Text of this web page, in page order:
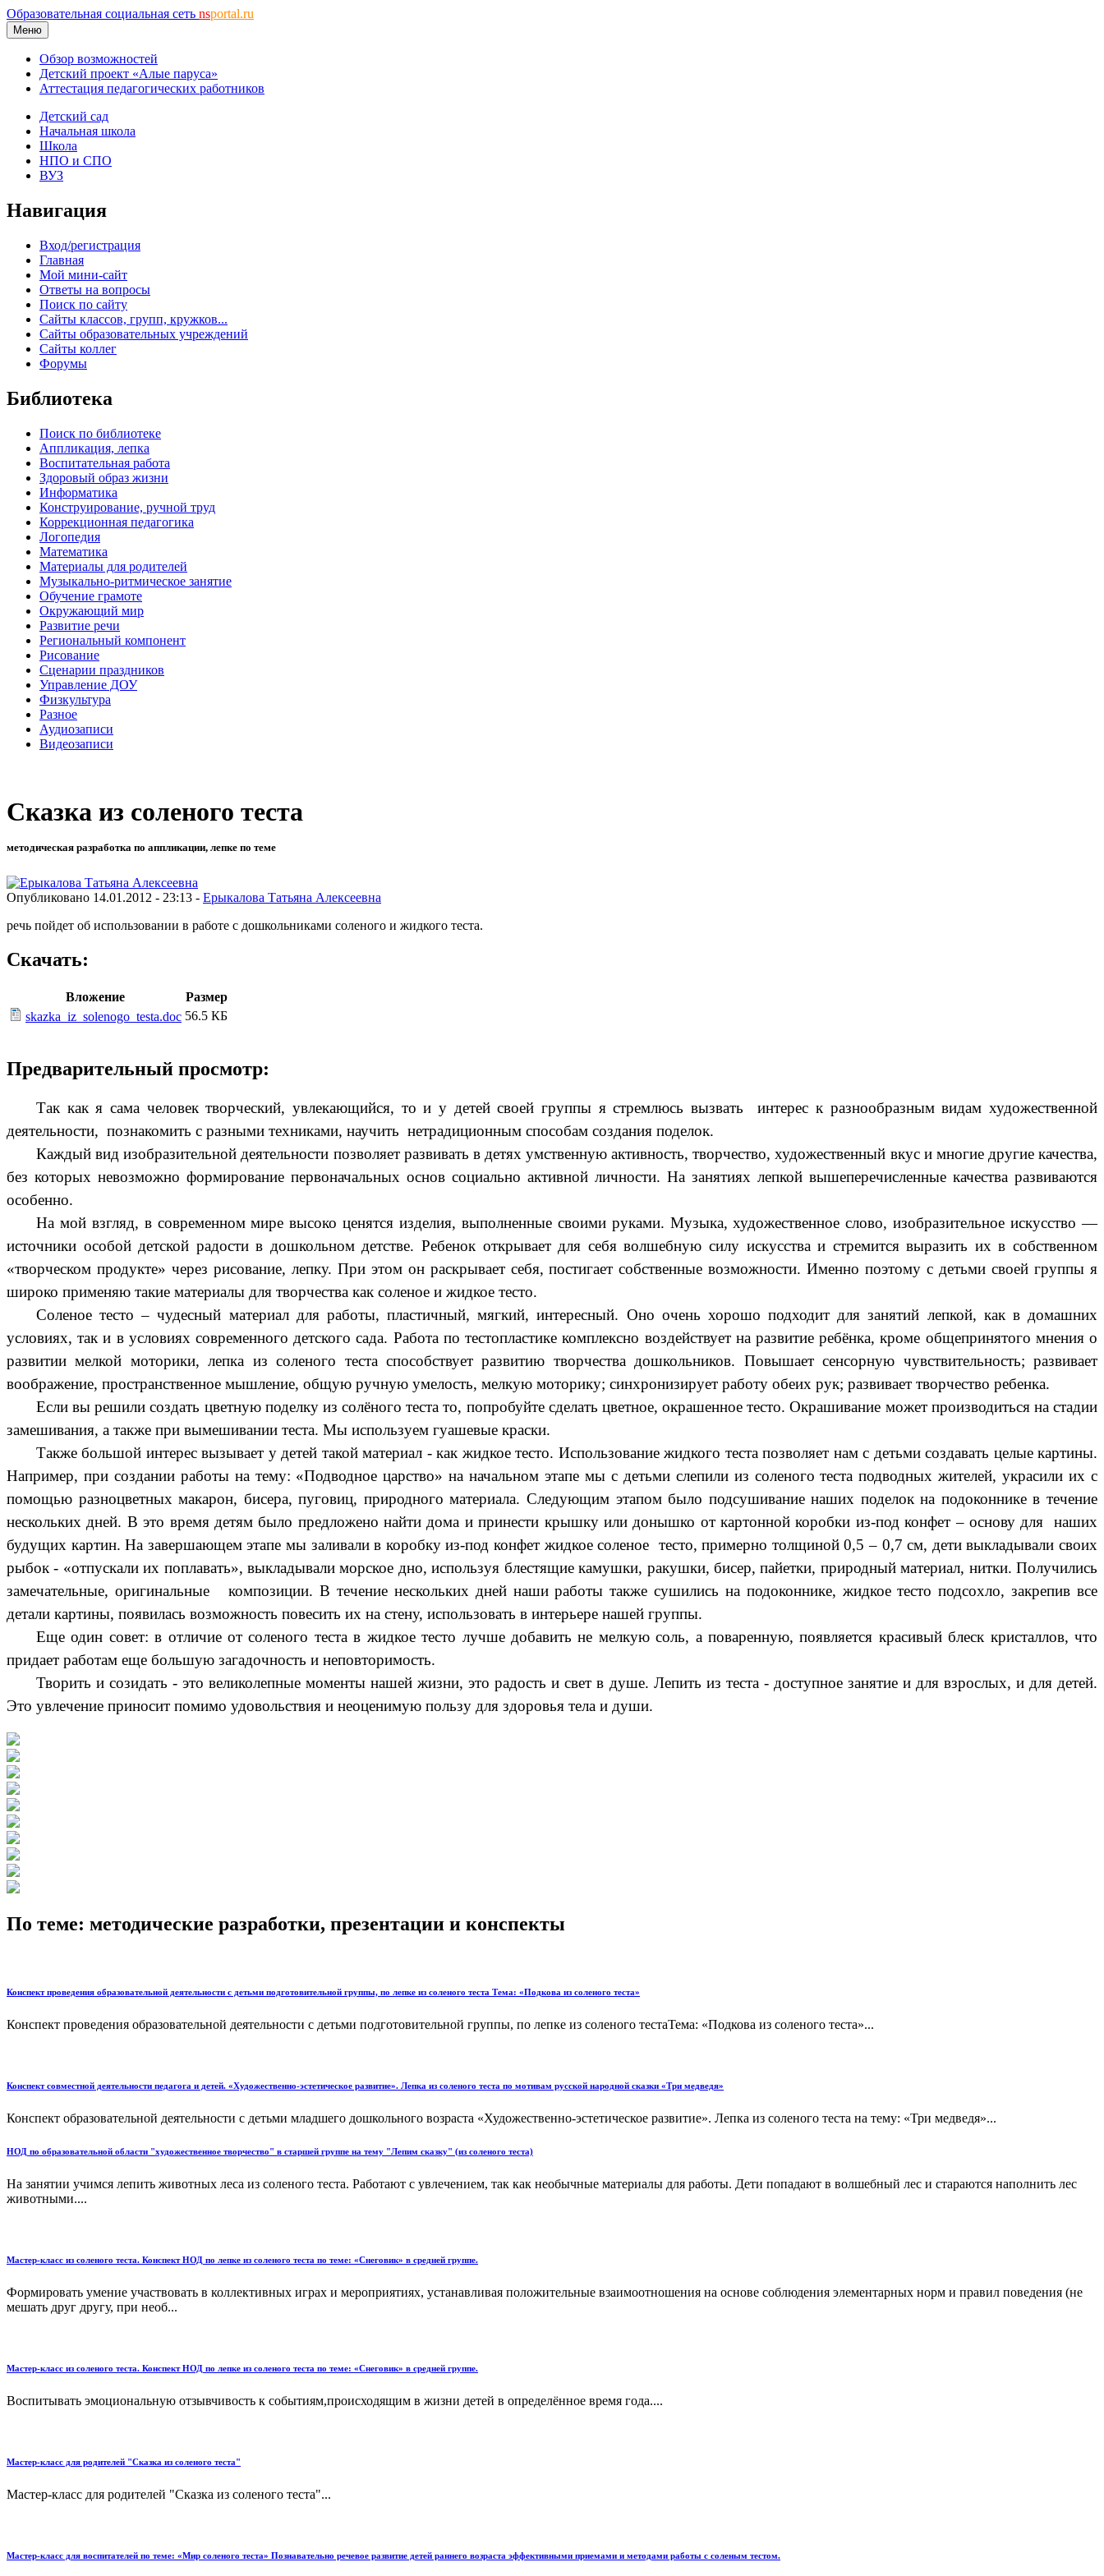
Образовательная социальная сеть nsportal.ru
Меню
Обзор возможностей
Детский проект «Алые паруса»
Аттестация педагогических работников
Детский сад
Начальная школа
Школа
НПО и СПО
ВУЗ
Навигация
Вход/регистрация
Главная
Мой мини-сайт
Ответы на вопросы
Поиск по сайту
Сайты классов, групп, кружков...
Сайты образовательных учреждений
Сайты коллег
Форумы
Библиотека
Поиск по библиотеке
Аппликация, лепка
Воспитательная работа
Здоровый образ жизни
Информатика
Конструирование, ручной труд
Коррекционная педагогика
Логопедия
Математика
Материалы для родителей
Музыкально-ритмическое занятие
Обучение грамоте
Окружающий мир
Развитие речи
Региональный компонент
Рисование
Сценарии праздников
Управление ДОУ
Физкультура
Разное
Аудиозаписи
Видеозаписи
Сказка из соленого теста
методическая разработка по аппликации, лепке по теме
Опубликовано 14.01.2012 - 23:13 - Ерыкалова Татьяна Алексеевна
речь пойдет об использовании в работе с дошкольниками соленого и жидкого теста.
Скачать:
Вложение
Размер
skazka_iz_solenogo_testa.doc 56.5 КБ
Предварительный просмотр:
Так как я сама человек творческий, увлекающийся, то и у детей своей группы я стремлюсь вызвать интерес к разнообразным видам художественной
деятельности, познакомить с разными техниками, научить нетрадиционным способам создания поделок.
Каждый вид изобразительной деятельности позволяет развивать в детях умственную активность, творчество, художественный вкус и многие другие качества,
без которых невозможно формирование первоначальных основ социально активной личности. На занятиях лепкой вышеперечисленные качества развиваются
особенно.
На мой взгляд, в современном мире высоко ценятся изделия, выполненные своими руками. Музыка, художественное слово, изобразительное искусство —
источники особой детской радости в дошкольном детстве. Ребенок открывает для себя волшебную силу искусства и стремится выразить их в собственном
«творческом продукте» через рисование, лепку. При этом он раскрывает себя, постигает собственные возможности. Именно поэтому с детьми своей группы я
широко применяю такие материалы для творчества как соленое и жидкое тесто.
Соленое тесто – чудесный материал для работы, пластичный, мягкий, интересный. Оно очень хорошо подходит для занятий лепкой, как в домашних
условиях, так и в условиях современного детского сада. Работа по тестопластике комплексно воздействует на развитие ребёнка, кроме общепринятого мнения о
развитии мелкой моторики, лепка из соленого теста способствует развитию творчества дошкольников. Повышает сенсорную чувствительность; развивает
воображение, пространственное мышление, общую ручную умелость, мелкую моторику; синхронизирует работу обеих рук; развивает творчество ребенка.
Если вы решили создать цветную поделку из солёного теста то, попробуйте сделать цветное, окрашенное тесто. Окрашивание может производиться на стадии
замешивания, а также при вымешивании теста. Мы используем гуашевые краски.
Также большой интерес вызывает у детей такой материал - как жидкое тесто. Использование жидкого теста позволяет нам с детьми создавать целые картины.
Например, при создании работы на тему: «Подводное царство» на начальном этапе мы с детьми слепили из соленого теста подводных жителей, украсили их с
помощью разноцветных макарон, бисера, пуговиц, природного материала. Следующим этапом было подсушивание наших поделок на подоконнике в течение
нескольких дней. В это время детям было предложено найти дома и принести крышку или донышко от картонной коробки из-под конфет – основу для наших
будущих картин. На завершающем этапе мы заливали в коробку из-под конфет жидкое соленое тесто, примерно толщиной 0,5 – 0,7 см, дети выкладывали своих
рыбок - «отпускали их поплавать», выкладывали морское дно, используя блестящие камушки, ракушки, бисер, пайетки, природный материал, нитки. Получились
замечательные, оригинальные композиции. В течение нескольких дней наши работы также сушились на подоконнике, жидкое тесто подсохло, закрепив все
детали картины, появилась возможность повесить их на стену, использовать в интерьере нашей группы.
Еще один совет: в отличие от соленого теста в жидкое тесто лучше добавить не мелкую соль, а поваренную, появляется красивый блеск кристаллов, что
придает работам еще большую загадочность и неповторимость.
Творить и созидать - это великолепные моменты нашей жизни, это радость и свет в душе. Лепить из теста - доступное занятие и для взрослых, и для детей.
Это увлечение приносит помимо удовольствия и неоценимую пользу для здоровья тела и души.
По теме: методические разработки, презентации и конспекты
Конспект проведения образовательной деятельности с детьми подготовительной группы, по лепке из соленого теста Тема: «Подкова из соленого теста»
Конспект проведения образовательной деятельности с детьми подготовительной группы, по лепке из соленого тестаТема: «Подкова из соленого теста»...
Конспект совместной деятельности педагога и детей. «Художественно-эстетическое развитие». Лепка из соленого теста по мотивам русской народной сказки «Три медведя»
Конспект образовательной деятельности с детьми младшего дошкольного возраста «Художественно-эстетическое развитие». Лепка из соленого теста на тему: «Три медведя»...
НОД по образовательной области "художественное творчество" в старшей группе на тему "Лепим сказку" (из соленого теста)
На занятии учимся лепить животных леса из соленого теста. Работают с увлечением, так как необычные материалы для работы. Дети попадают в волшебный лес и стараются наполнить лес
животными....
Мастер-класс из соленого теста. Конспект НОД по лепке из соленого теста по теме: «Снеговик» в средней группе.
Формировать умение участвовать в коллективных играх и мероприятиях, устанавливая положительные взаимоотношения на основе соблюдения элементарных норм и правил поведения (не
мешать друг другу, при необ...
Мастер-класс из соленого теста. Конспект НОД по лепке из соленого теста по теме: «Снеговик» в средней группе.
Воспитывать эмоциональную отзывчивость к событиям,происходящим в жизни детей в определённое время года....
Мастер-класс для родителей "Сказка из соленого теста"
Мастер-класс для родителей "Сказка из соленого теста"...
Мастер-класс для воспитателей по теме: «Мир соленого теста» Познавательно речевое развитие детей раннего возраста эффективными приемами и методами работы с соленым тестом.